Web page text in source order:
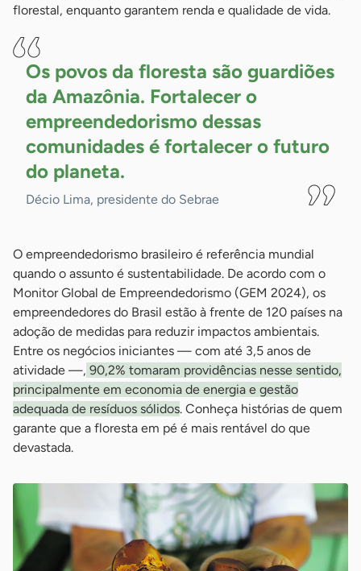
florestal, enquanto garantem renda e qualidade de vida.
Os povos da floresta são guardiões
da Amazônia. Fortalecer o
empreendedorismo dessas
comunidades é fortalecer o futuro
do planeta.
Décio Lima, presidente do Sebrae
O empreendedorismo brasileiro é referência mundial
quando o assunto é sustentabilidade. De acordo com o
Monitor Global de Empreendedorismo (GEM 2024), os
empreendedores do Brasil estão à frente de 120 países na
adoção de medidas para reduzir impactos ambientais.
Entre os negócios iniciantes — com até 3,5 anos de
atividade —, 90,2% tomaram providências nesse sentido,
principalmente em economia de energia e gestão
adequada de resíduos sólidos. Conheça histórias de quem
garante que a floresta em pé é mais rentável do que
devastada.